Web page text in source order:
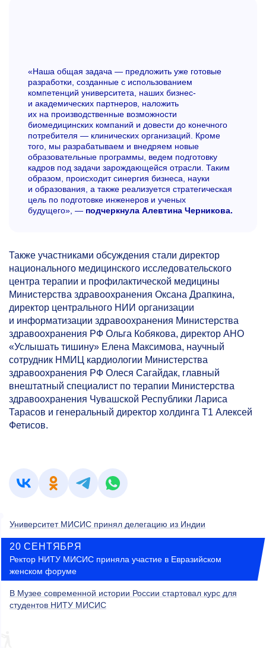
«Наша общая задача — предложить уже готовые
разработки, созданные с использованием
компетенций университета, наших бизнес-
и академических партнеров, наложить
их на производственные возможности
биомедицинских компаний и довести до конечного
потребителя — клинических организаций. Кроме
того, мы разрабатываем и внедряем новые
образовательные программы, ведем подготовку
кадров под задачи зарождающейся отрасли. Таким
образом, происходит синергия бизнеса, науки
и образования, а также реализуется стратегическая
цель по подготовке инженеров и ученых
будущего», — подчеркнула Алевтина Черникова.
Также участниками обсуждения стали директор
национального медицинского исследовательского
центра терапии и профилактической медицины
Министерства здравоохранения Оксана Драпкина,
директор центрального НИИ организации
и информатизации здравоохранения Министерства
здравоохранения РФ Ольга Кобякова, директор АНО
«Услышать тишину» Елена Максимова, научный
сотрудник НМИЦ кардиологии Министерства
здравоохранения РФ Олеся Сагайдак, главный
внештатный специалист по терапии Министерства
здравоохранения Чувашской Республики Лариса
Тарасов и генеральный директор холдинга Т1 Алексей
Фетисов.
Университет МИСИС принял делегацию из Индии
20 СЕНТЯБРЯ
Ректор НИТУ МИСИС приняла участие в Евразийском
женском форуме
В Музее современной истории России стартовал курс для
студентов НИТУ МИСИС